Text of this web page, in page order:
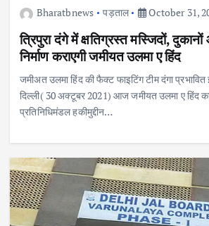
Bharatbnews पड़ताल October 31,
त्रिपुरा दंगे में क्षतिग्रस्त मस्जिदों,
निर्माण कराएगी जमीयत उलमा ए हिंद
जमीअत उलमा हिंद की फैक्ट फाइटिंग टीम दंगा
दिल्ली( 30 अक्टूबर 2021) आज जमीयत उलमा ए हिंद
प्रतिनिधिमंडल हकीमुद्दीन…